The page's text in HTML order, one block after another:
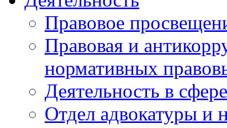
Правовое
Правовая и
нормативных
Деятельность в
Отдел адвокатуры и